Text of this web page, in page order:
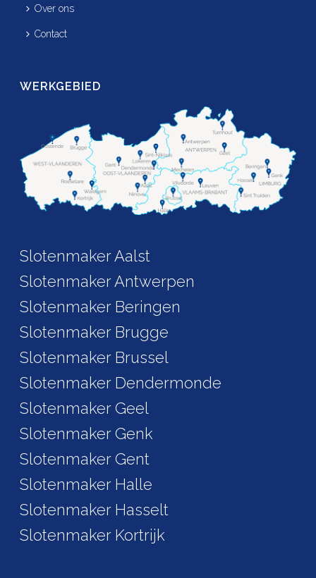
Over ons
Contact
WERKGEBIED
Slotenmaker Aalst
Slotenmaker Antwerpen
Slotenmaker Beringen
Slotenmaker Brugge
Slotenmaker Brussel
Slotenmaker Dendermonde
Slotenmaker Geel
Slotenmaker Genk
Slotenmaker Gent
Slotenmaker Halle
Slotenmaker Hasselt
Slotenmaker Kortrijk